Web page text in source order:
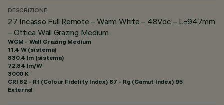
DESCRIZIONE
27 Incasso Full Remote – Warm White – 48Vdc – L=947mm
– Ottica Wall Grazing Medium
WGM - Wall Grazing Medium
11.4 W (sistema)
830.4 lm (sistema)
72.84 lm/W
3000 K
CRI 82 - Rf (Colour Fidelity Index) 87 - Rg (Gamut Index) 95
External